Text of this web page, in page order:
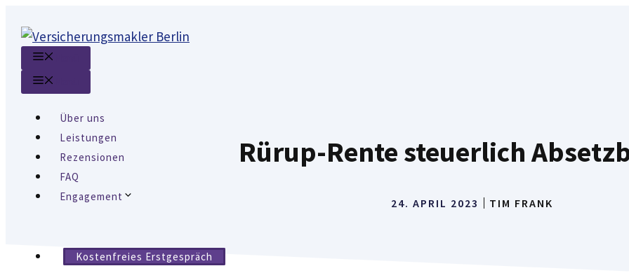
Inhalt
springen
Über uns
Leistungen
Rezensionen
FAQ
Engagement
Kostenfreies Erstgespräch
Rürup-Rente steuerlich
24. APRIL 2023 TIM FRANK